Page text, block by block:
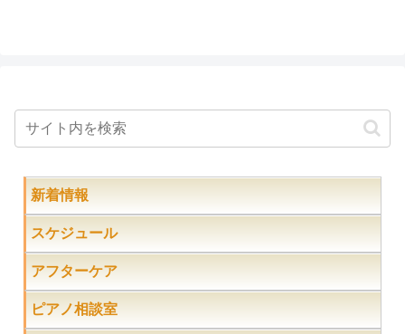
新着情報
スケジュール
アフターケア
ピアノ相談室